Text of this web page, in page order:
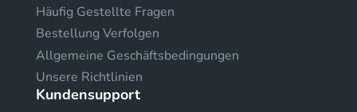
Häufig Gestellte Fragen
Bestellung Verfolgen
Allgemeine Geschäftsbedingungen
Unsere Richtlinien
Kundensupport